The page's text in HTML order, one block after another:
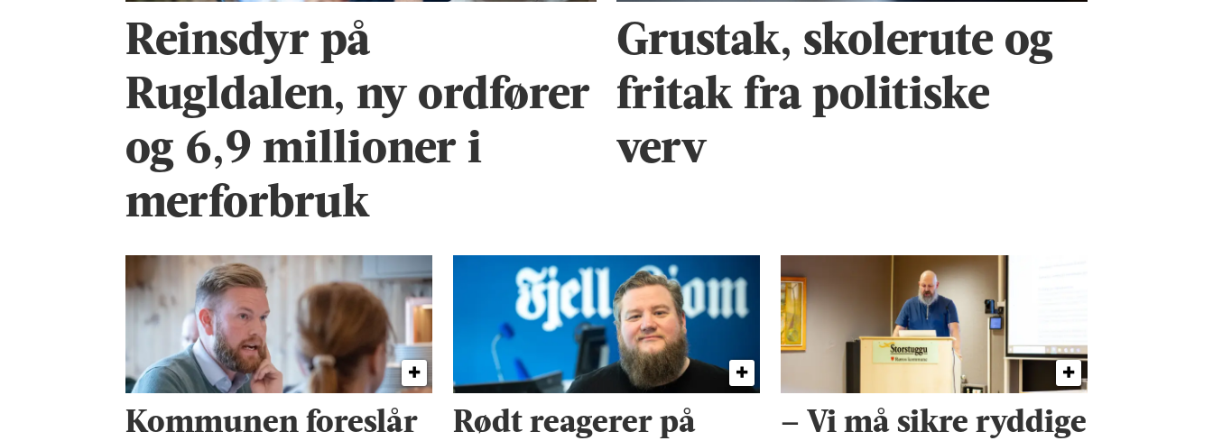
Reinsdyr på
Rugldalen, ny ordfører
og 6,9 millioner i
merforbruk
Grustak, skolerute og
fritak fra politiske
verv
Kommunen foreslår
Rødt reagerer på
– Vi må sikre ryddige